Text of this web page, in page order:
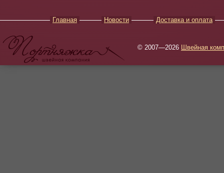
Главная Новости Доставка и оплата
© 2007—2026 Швейная